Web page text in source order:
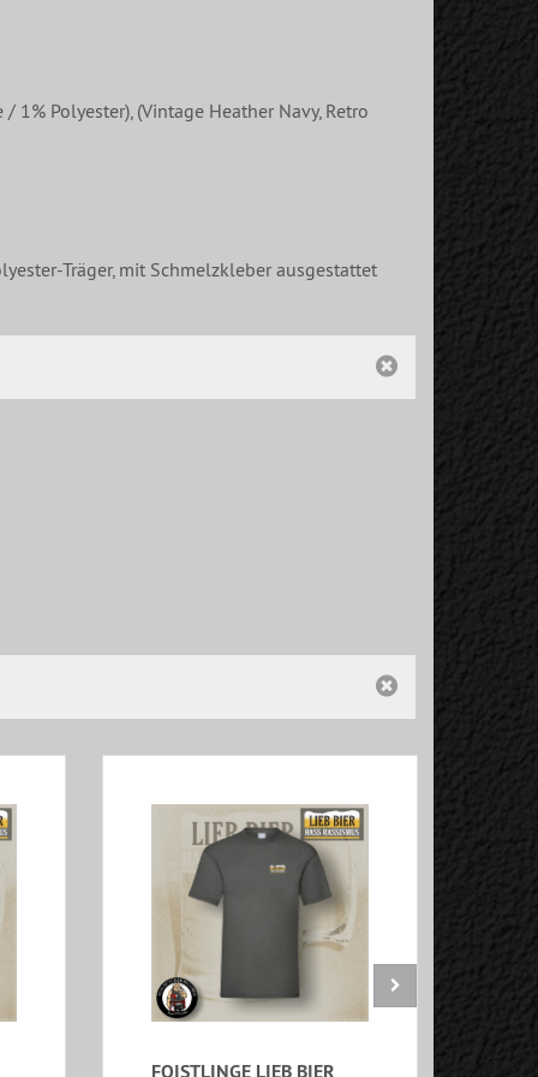
Polyester), (Vintage Heather Navy, Retro
Träger, mit Schmelzkleber ausgestattet